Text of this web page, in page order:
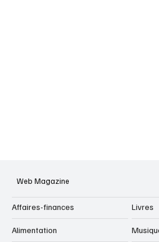
Web Magazine
Affaires-finances
Alimentation
Livres